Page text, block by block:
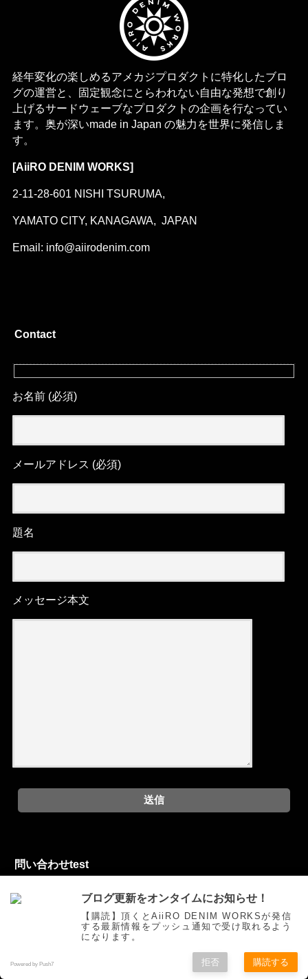
経年変化の楽しめるアメカジプロダクトに特化したブロ
グの運営と、固定観念にとらわれない自由な発想で創り
上げるサードウェーブなプロダクトの企画を行なってい
ます。奥が深いmade in Japan の魅力を世界に発信しま
す。
[AiiRO DENIM WORKS]
2-11-28-601 NISHI TSURUMA,
YAMATO CITY, KANAGAWA, JAPAN
Email: info@aiirodenim.com
Contact
お名前 (必須)
メールアドレス (必須)
題名
メッセージ本文
問い合わせtest
お問い合わせフォーム
ご挨拶 オリジナルジーンズを創る
お買い物
ブログ更新をオンタイムにお知らせ！
【購読】頂くとAiiRO DENIM WORKSが発信
する最新情報をプッシュ通知で受け取れるよう
になります。
Powered by Push7 拒否 購読する